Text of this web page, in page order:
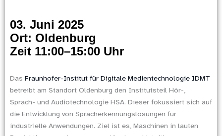
03. Juni 2025
Ort: Oldenburg
Zeit 11:00–15:00 Uhr
Das Fraunhofer-Institut für Digitale Medientechnologie IDMT
betreibt am Standort Oldenburg den Institutsteil Hör-,
Sprach- und Audiotechnologie HSA. Dieser fokussiert sich auf
die Entwicklung von Spracherkennungslösungen für
industrielle Anwendungen. Ziel ist es, Maschinen in lauten